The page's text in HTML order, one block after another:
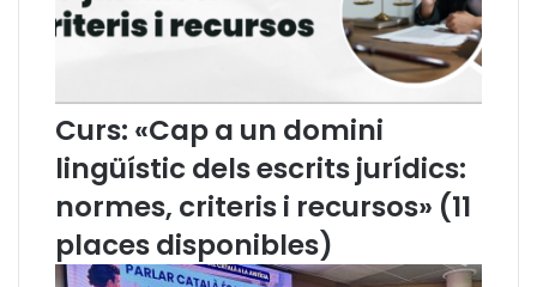
e
a
l
(
2
-
2
Curs: «Cap a un domini
lingüístic dels escrits jurídics:
normes, criteris i recursos» (11
places disponibles)